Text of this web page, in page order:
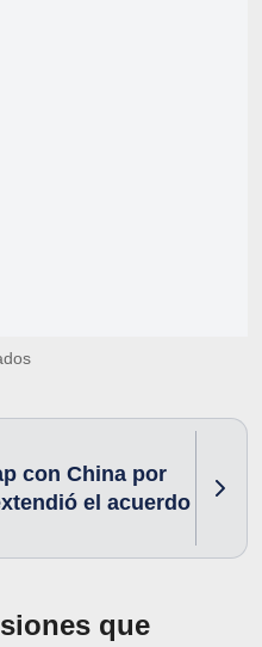
con China por
el acuerdo
que